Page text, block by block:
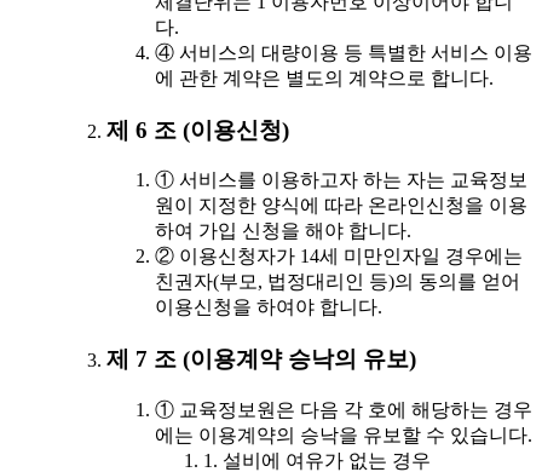
다.
④ 서비스의 대량이용 등 특별한 서비스 이용
에 관한 계약은 별도의 계약으로 합니다.
제 6 조 (이용신청)
① 서비스를 이용하고자 하는 자는 교육정보
원이 지정한 양식에 따라 온라인신청을 이용
하여 가입 신청을 해야 합니다.
② 이용신청자가 14세 미만인자일 경우에는
친권자(부모, 법정대리인 등)의 동의를 얻어
이용신청을 하여야 합니다.
제 7 조 (이용계약 승낙의 유보)
① 교육정보원은 다음 각 호에 해당하는 경우
에는 이용계약의 승낙을 유보할 수 있습니다.
1. 설비에 여유가 없는 경우